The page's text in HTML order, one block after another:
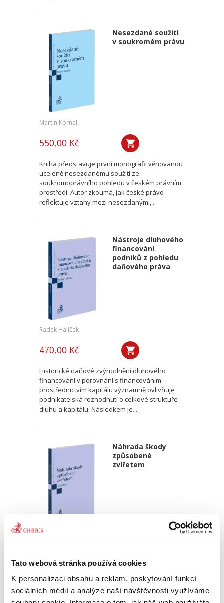
Tato webová stránka používá cookies
K personalizaci obsahu a reklam, poskytování funkcí
sociálních médií a analýze naší návštěvnosti využíváme
Nesezdané soužití
v soukromém právu
Martin Kornel,
550,00 Kč
Kniha představuje první monografii věnovanou
uceleně nesezdanému soužití ze
soukromoprávního pohledu v českém právním
prostředí. Autor zkoumá, jak české právo
reflektuje vztahy mezi nesezdanými,...
Nástroje dluhového
financování
podniků z pohledu
daňového práva
Radek Halíček
470,00 Kč
Historické daňové zvýhodnění dluhového
financování v porovnání s financováním
prostřednictvím kapitálu významně ovlivňuje
podnikatelská rozhodnutí o celkové struktuře
dluhu a kapitálu. Následkem je...
Náhrada škody
způsobené
zvířetem
390,00 Kč
Publikace pojednává o předpokladech vzniku
povinnosti nahradit újmu způsobenou zvířetem
podle § 2933 až 2935 ObčZ. Nejde ale pouze o